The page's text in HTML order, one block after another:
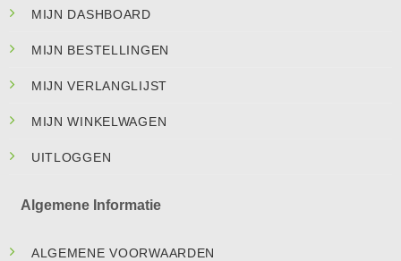
MIJN DASHBOARD
MIJN BESTELLINGEN
MIJN VERLANGLIJST
MIJN WINKELWAGEN
UITLOGGEN
Algemene Informatie
ALGEMENE VOORWAARDEN